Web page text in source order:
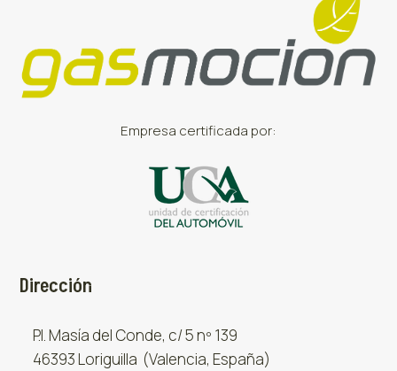
Empresa certificada por:
Dirección
P.I. Masía del Conde, c/ 5 nº 139
46393 Loriguilla (Valencia, España)